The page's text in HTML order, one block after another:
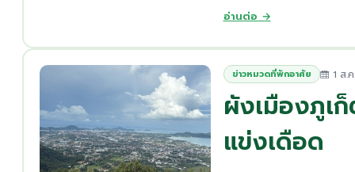
อ่านต่อ →
ข่าวหมวดที่พักอาศัย 1 ส.
ผังเมืองภูเ
แข่งเดือด